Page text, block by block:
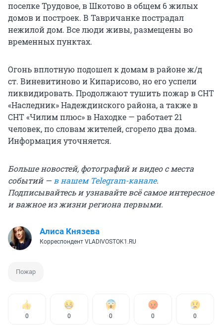
поселке Трудовое, в Шкотово в общем 6 жилых
домов и построек. В Тавричанке пострадал
нежилой дом. Все люди живы, размещены во
временных пунктах.
Огонь вплотную подошел к домам в районе ж/д
ст. Виневитиново и Кипарисово, но его успели
ликвидировать. Продолжают тушить пожар в СНТ
«Наследник» Надеждинского района, а также в
СНТ «Чилим плюс» в Находке — работает 21
человек, по словам жителей, сгорело два дома.
Информация уточняется.
Больше новостей, фотографий и видео с места
событий — в нашем Telegram-канале.
Подписывайтесь и узнавайте всё самое интересное
и важное из жизни региона первыми.
Алиса Князева
Корреспондент VLADIVOSTOK1.RU
Пожар
0 0 0 0 0